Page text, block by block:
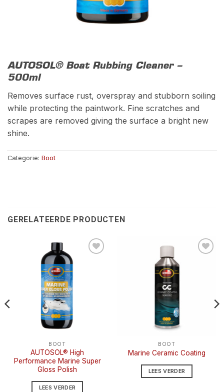
AUTOSOL® Boat Rubbing Cleaner –
500ml
Removes surface rust, overspray and stubborn soiling
while protecting the paintwork. Fine scratches and
scrapes are removed giving the surface a bright new
shine.
Categorie: Boot
GERELATEERDE PRODUCTEN
Toevoegen
BOOT
AUTOSOL® High
Performance Marine Super
Gloss Polish
LEES VERDER
BOOT
Marine Ceramic Coating
LEES VERDER